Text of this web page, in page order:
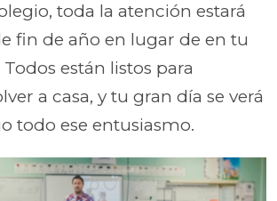
toda la atención estará
fin de año en lugar de en tu
están listos para
a casa, y tu gran día se verá
todo ese entusiasmo.